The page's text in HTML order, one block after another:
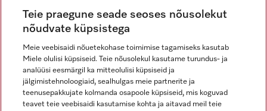
Miele Instagramis
Miele Facebookis
Miele Youtube'is
Teie praegune seade seoses nõusolekut
nõudvate küpsistega
Meie veebisaidi nõuetekohase toimimise tagamiseks kasutab
Miele olulisi küpsiseid. Teie nõusolekul kasutame turundus- ja
analüüsi eesmärgil ka mitteolulisi küpsiseid ja
jälgimistehnoloogiaid, sealhulgas meie partnerite ja
teenusepakkujate kolmanda osapoole küpsiseid, mis koguvad
teavet teie veebisaidi kasutamise kohta ja aitavad meil teie